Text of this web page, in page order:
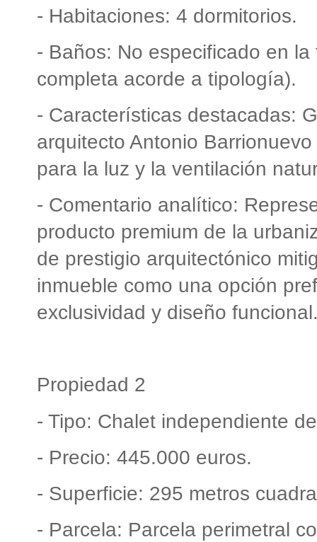
- Habitaciones: 4 dormitorios.
- Baños: No especificado en
completa acorde a tipología).
- Características destacadas:
arquitecto Antonio
para la luz y la ventilación
- Comentario analítico:
producto premium de la
de prestigio arquitectónico
inmueble como una opción
exclusividad y diseño
Propiedad 2
- Tipo: Chalet independiente
- Precio: 445.000 euros.
- Superficie: 295 metros
- Parcela: Parcela perimetral